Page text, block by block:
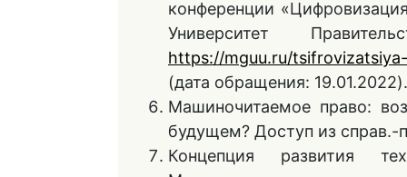
конференции
Университет
https://mguu.ru/
(дата обращения: 19.01.2022).
Машиночитаемое право:
будущем? Доступ из справ.-
Концепция развития